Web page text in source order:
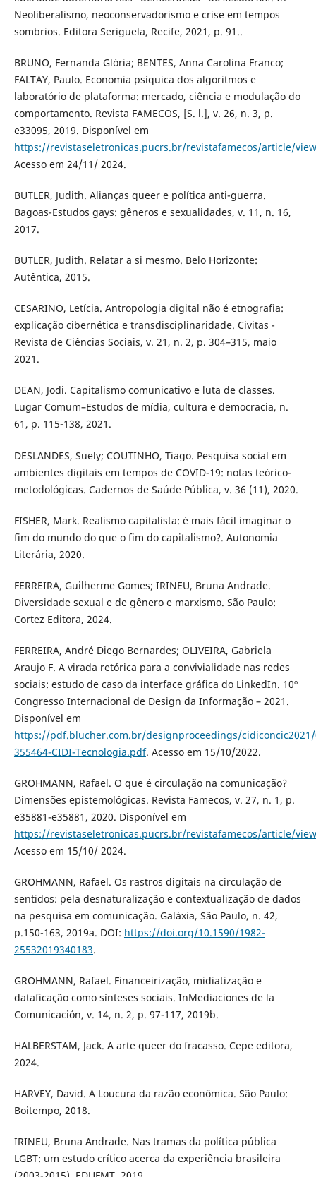
Neoliberalismo, neoconservadorismo e crise em tempos
sombrios. Editora Seriguela, Recife, 2021, p. 91..
BRUNO, Fernanda Glória; BENTES, Anna Carolina Franco;
FALTAY, Paulo. Economia psíquica dos algoritmos e
laboratório de plataforma: mercado, ciência e modulação do
comportamento. Revista FAMECOS, [S. l.], v. 26, n. 3, p.
e33095, 2019. Disponível em
https://revistaseletronicas.pucrs.br/revistafamecos/article/
Acesso em 24/11/ 2024.
BUTLER, Judith. Alianças queer e política anti-guerra.
Bagoas-Estudos gays: gêneros e sexualidades, v. 11, n. 16,
2017.
BUTLER, Judith. Relatar a si mesmo. Belo Horizonte:
Autêntica, 2015.
CESARINO, Letícia. Antropologia digital não é etnografia:
explicação cibernética e transdisciplinaridade. Civitas -
Revista de Ciências Sociais, v. 21, n. 2, p. 304–315, maio
2021.
DEAN, Jodi. Capitalismo comunicativo e luta de classes.
Lugar Comum–Estudos de mídia, cultura e democracia, n.
61, p. 115-138, 2021.
DESLANDES, Suely; COUTINHO, Tiago. Pesquisa social em
ambientes digitais em tempos de COVID-19: notas teórico-
metodológicas. Cadernos de Saúde Pública, v. 36 (11), 2020.
FISHER, Mark. Realismo capitalista: é mais fácil imaginar o
fim do mundo do que o fim do capitalismo?. Autonomia
Literária, 2020.
FERREIRA, Guilherme Gomes; IRINEU, Bruna Andrade.
Diversidade sexual e de gênero e marxismo. São Paulo:
Cortez Editora, 2024.
FERREIRA, André Diego Bernardes; OLIVEIRA, Gabriela
Araujo F. A virada retórica para a convivialidade nas redes
sociais: estudo de caso da interface gráfica do LinkedIn. 10º
Congresso Internacional de Design da Informação – 2021.
Disponível em
https://pdf.blucher.com.br/designproceedings/
355464-CIDI-Tecnologia.pdf. Acesso em 15/10/2022.
GROHMANN, Rafael. O que é circulação na comunicação?
Dimensões epistemológicas. Revista Famecos, v. 27, n. 1, p.
e35881-e35881, 2020. Disponível em
https://revistaseletronicas.pucrs.br/revistafamecos/article/
Acesso em 15/10/ 2024.
GROHMANN, Rafael. Os rastros digitais na circulação de
sentidos: pela desnaturalização e contextualização de dados
na pesquisa em comunicação. Galáxia, São Paulo, n. 42,
p.150-163, 2019a. DOI: https://doi.org/10.1590/1982-
25532019340183.
GROHMANN, Rafael. Financeirização, midiatização e
dataficação como sínteses sociais. InMediaciones de la
Comunicación, v. 14, n. 2, p. 97-117, 2019b.
HALBERSTAM, Jack. A arte queer do fracasso. Cepe editora,
2024.
HARVEY, David. A Loucura da razão econômica. São Paulo:
Boitempo, 2018.
IRINEU, Bruna Andrade. Nas tramas da política pública
LGBT: um estudo crítico acerca da experiência brasileira